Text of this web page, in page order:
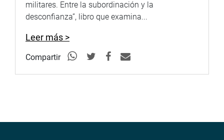
militares. Entre la subordinación y la
desconfianza”, libro que examina...
Leer más >
Compartir